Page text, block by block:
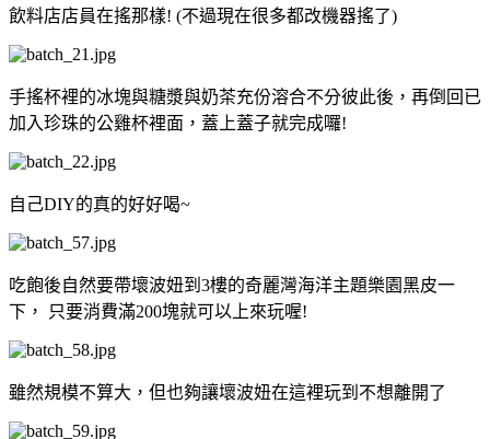
飲料店店員在搖那樣! (不過現在很多都改機器搖了)
手搖杯裡的冰塊與糖漿與奶茶充份溶合不分彼此後，再倒回已
加入珍珠的公雞杯裡面，蓋上蓋子就完成囉!
自己DIY的真的好好喝~
吃飽後自然要帶壞波妞到3樓的奇麗灣海洋主題樂園黑皮一
下， 只要消費滿200塊就可以上來玩喔!
雖然規模不算大，但也夠讓壞波妞在這裡玩到不想離開了